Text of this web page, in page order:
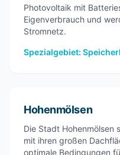
Photovoltaik mit
Eigenverbrauch und
Stromnetz.
Spezialgebiet:
Hohenmölsen
Die Stadt Hohenmölsen
mit ihren großen
optimale Bedingungen